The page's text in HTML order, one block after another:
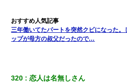
三年働いてたパートを突然クビになった
ップが母方の叔父だったので…
320 恋人は名無しさん